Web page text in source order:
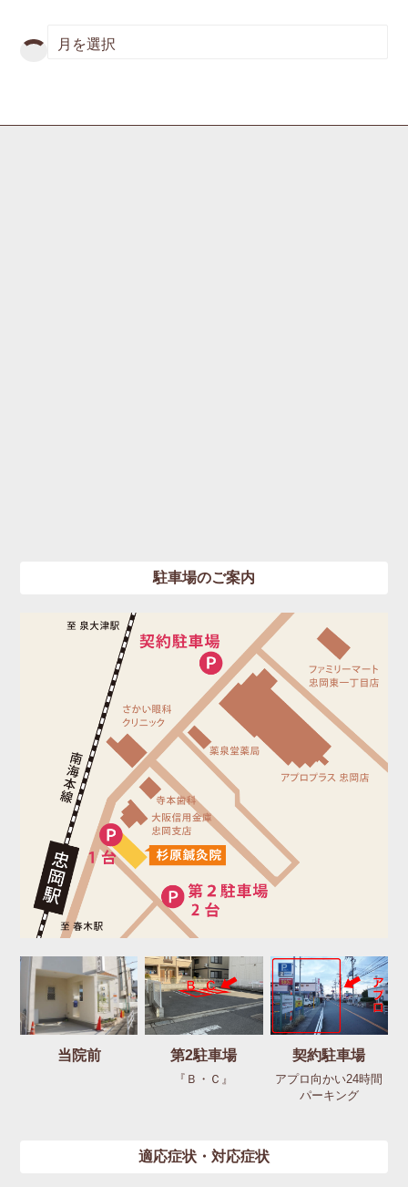
駐車場のご案内
当院前 第2駐車場
『Ｂ・Ｃ』
契約駐車場
アプロ向かい24時間
パーキング
適応症状・対応症状